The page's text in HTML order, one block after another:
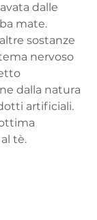
dalle
mate.
sostanze
nervoso
dalla natura
artificiali.
tè.